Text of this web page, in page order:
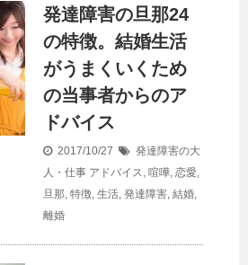
発達障害の旦那24
の特徴。結婚生活
がうまくいくため
の当事者からのア
ドバイス
2017/10/27
発達障害の大
人・仕事 アドバイス, 喧嘩, 恋愛,
旦那, 特徴, 生活, 発達障害, 結婚,
離婚